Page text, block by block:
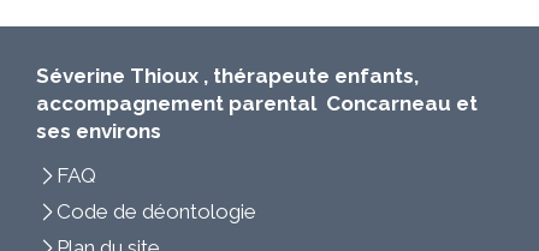
Séverine Thioux , thérapeute enfants,
accompagnement parental Concarneau et
ses environs
FAQ
Code de déontologie